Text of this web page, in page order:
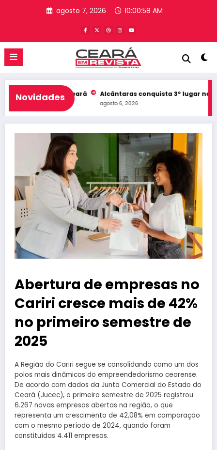
agosto 7, 2026 10:00:58 AM
Novidades
Top 10 do Ceará Alcântaras conquista 3º lugar no Ideb
agosto 6, 2026
Abertura de empresas no
Cariri cresce mais de 42%
no primeiro semestre de
2025
A Região do Cariri segue se consolidando como um dos
polos mais dinâmicos do empreendedorismo cearense.
De acordo com dados da Junta Comercial do Estado do
Ceará (Jucec), o primeiro semestre de 2025 registrou
6.267 novas empresas abertas na região, o que
representa um crescimento de 42,08% em comparação
com o mesmo período de 2024, quando foram
constituídas 4.411 empresas.